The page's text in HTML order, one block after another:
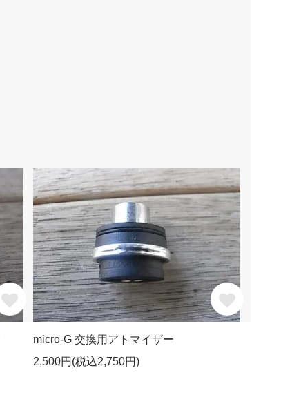
micro-G 交換用アトマイザー
2,500円(税込2,750円)